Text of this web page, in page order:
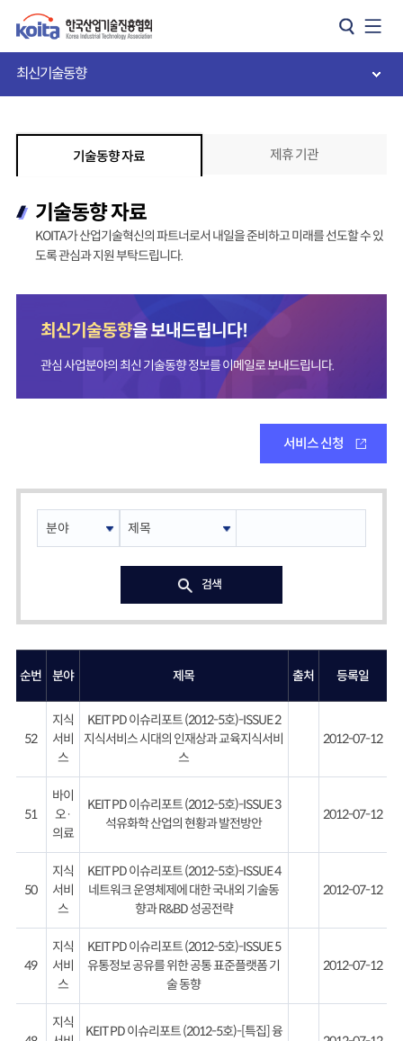
최신기술동향
기술동향 자료 제휴 기관
기술동향 자료
KOITA가 산업기술혁신의 파트너로서 내일을 준비하고 미래를 선도할 수 있
도록 관심과 지원 부탁드립니다.
최신기술동향을 보내드립니다!
관심 사업분야의 최신 기술동향 정보를 이메일로 보내드립니다.
서비스 신청
검색
순번 분야 제목 출처 등록일
52
지식
서비
스
KEIT PD 이슈리포트 (2012-5호)-ISSUE 2
지식서비스 시대의 인재상과 교육지식서비
스
2012-07-12
51
바이
오·
의료
KEIT PD 이슈리포트 (2012-5호)-ISSUE 3
석유화학 산업의 현황과 발전방안
2012-07-12
50
지식
서비
스
KEIT PD 이슈리포트 (2012-5호)-ISSUE 4
네트워크 운영체제에 대한 국내외 기술동
향과 R&BD 성공전략
2012-07-12
49
지식
서비
스
KEIT PD 이슈리포트 (2012-5호)-ISSUE 5
유통정보 공유를 위한 공통 표준플랫폼 기
술 동향
2012-07-12
지식
KEIT PD 이슈리포트 (2012-5호)-[특집] 융